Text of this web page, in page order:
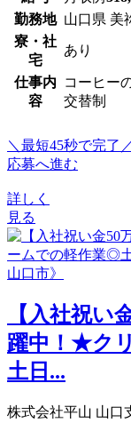
勤務地 山口県 美
寮・社
宅
あり
仕事内
容
コーヒー
交替制
＼最短45秒で完了
応募へ進む
詳しく
見る
【入社祝い
躍中！★ク
土日...
株式会社平山 山口